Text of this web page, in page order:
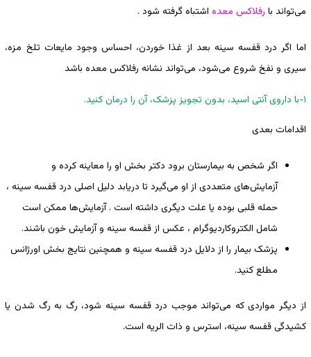
می‌تواند با رفلاکس معده اشتباه گرفته شود .
اما اگر درد قفسه سینه بعد از غذا خوردن، احساس وجود مایعات تلخ مزه،
سیری و نفخ شروع می‌شود، می‌تواند نشانه رفلاکس معده باشد
۱-با داروی آنتی اسید، بدون تجویز پزشک، آن را درمان کنید.
اقدامات بعدی
اگر شخص به بیمارستان برود دکتر بخش او را معاینه کرده و
آزمایش‌های متعددی از او می‌گیرد تا دریابد دلیل اصلی درد قفسه سینه ،
حمله قلبی بوده یا علت دیگری داشته است . آزمایش‌ها ممکن است
شامل الکتروکاردیوگرام ، عکس از قفسه سینه و آزمایش خون باشند.
پزشک بیمار را از دلایل درد قفسه سینه و همچنین نتایج بخش اورژانس
مطلع کنید.
از دیگر مواردی که می‌تواند موجب درد قفسه سینه شود، رگ به رگ شدن یا
کشیدگی قفسه سینه، استرس و ذات الریه است.